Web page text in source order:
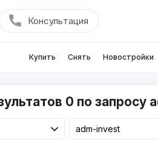
Консультация
Купить Снять Новостройки
0 по запросу